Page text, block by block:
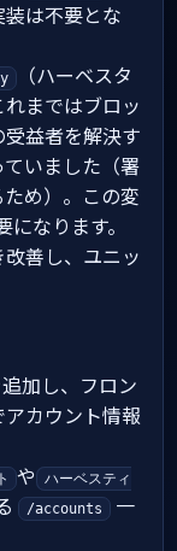
は不要とな
（ハーベスタ
まではブロッ
益者を解決す
いました（署
め）。この変
なります。
善し、ユニッ
加し、フロン
カウント情報
や ハーベスティ
/accounts 一